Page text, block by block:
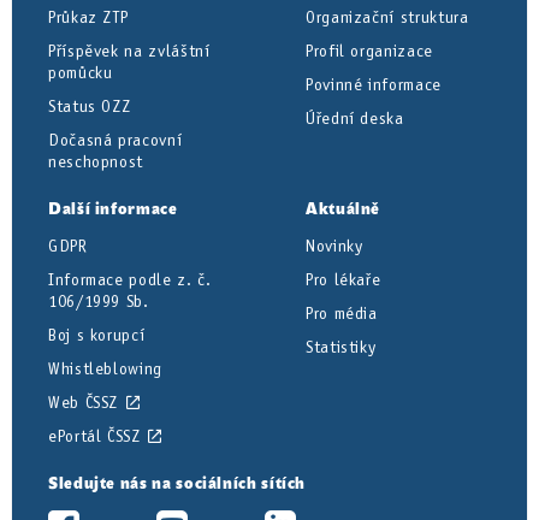
Průkaz ZTP
Příspěvek na zvláštní
pomůcku
Status OZZ
Dočasná pracovní
neschopnost
Organizační struktura
Profil organizace
Povinné informace
Úřední deska
Další informace
GDPR
Informace podle z. č.
106/1999 Sb.
Boj s korupcí
Whistleblowing
Web ČSSZ
ePortál ČSSZ
Aktuálně
Novinky
Pro lékaře
Pro média
Statistiky
Sledujte nás na sociálních sítích